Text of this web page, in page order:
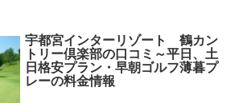
宇都宮インターリゾート 鶴カン
トリー倶楽部の口コミ～平日、土
日格安プラン・早朝ゴルフ薄暮プ
レーの料金情報